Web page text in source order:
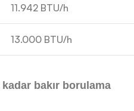
11.942 BTU/h
13.000 BTU/h
bakır borulama